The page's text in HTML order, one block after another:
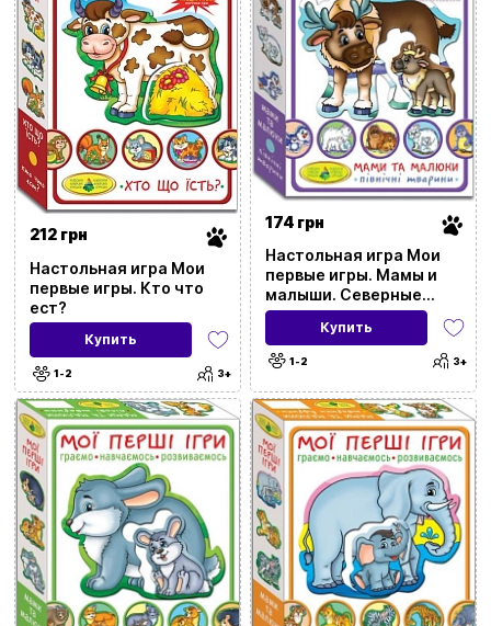
212 грн
Настольная игра Мои
первые игры. Кто что
ест?
Купить
1-2 3+
174 грн
Настольная игра Мои
первые игры. Мамы и
малыши. Северные
животные
Купить
1-2 3+